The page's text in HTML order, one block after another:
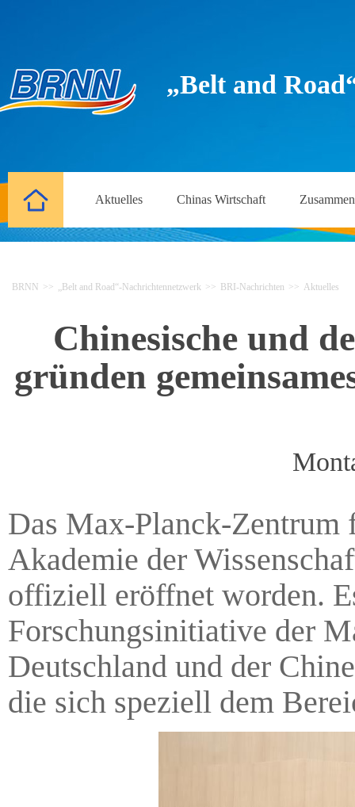
„Belt and
Aktuelles Chinas Wirtschaft
BRNN >> „Belt and Road“-Nachrichtennetzwerk >> BRI-Nachrichten >> Aktuelles
Chinesische und
gründen
Das Max-Planck-Zentrum
Akademie der
offiziell eröffnet worden.
Forschungsinitiative der
Deutschland und der
die sich speziell dem